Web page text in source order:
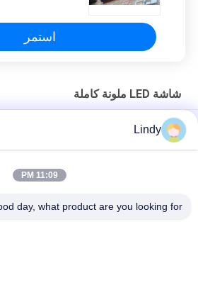
استمر
شاشة LED ملونة كاملة
شاشة LED ملونة كاملة عالية الدقة P4 لمركز التسوق / المرحلة
واضح P2 التجاري أدى عرض الملعب صغير 256 X 128mm فيديو الجدار
Lindy
11:09 PM
day, what product are you looking for?